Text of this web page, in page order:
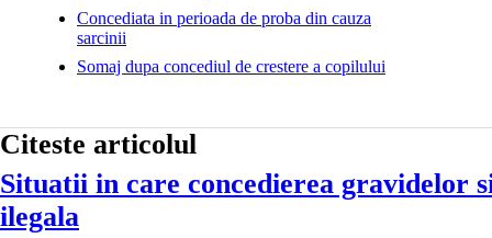
Concediata in perioada de proba din cauza
sarcinii
Somaj dupa concediul de crestere a copilului
Citeste articolul
Situatii in care concedierea gravidelor
ilegala